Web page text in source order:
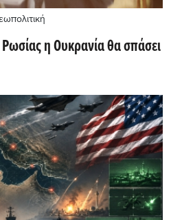
η Ουκρανία θα σπάσει